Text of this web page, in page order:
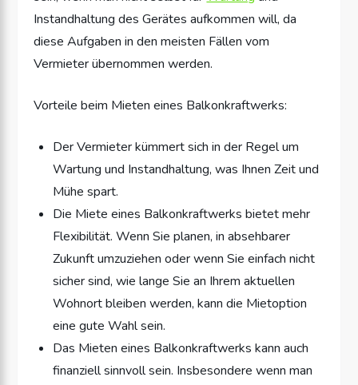
Instandhaltung des Gerätes aufkommen will, da
diese Aufgaben in den meisten Fällen vom
Vermieter übernommen werden.
Vorteile beim Mieten eines Balkonkraftwerks:
Der Vermieter kümmert sich in der Regel um
Wartung und Instandhaltung, was Ihnen Zeit und
Mühe spart.
Die Miete eines Balkonkraftwerks bietet mehr
Flexibilität. Wenn Sie planen, in absehbarer
Zukunft umzuziehen oder wenn Sie einfach nicht
sicher sind, wie lange Sie an Ihrem aktuellen
Wohnort bleiben werden, kann die Mietoption
eine gute Wahl sein.
Das Mieten eines Balkonkraftwerks kann auch
finanziell sinnvoll sein. Insbesondere wenn man